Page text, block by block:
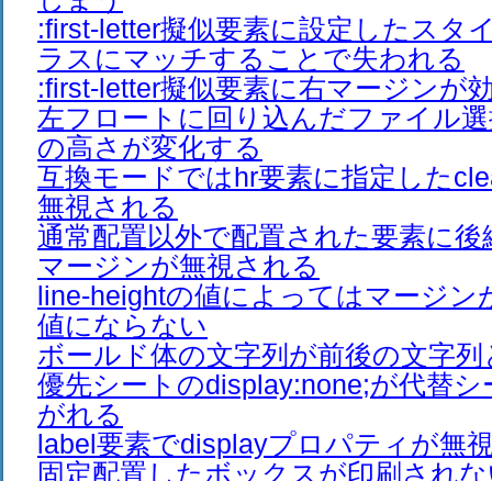
:first-letter擬似要素に設定したスタ
ラスにマッチすることで失われる
:first-letter擬似要素に右マージンが
左フロートに回り込んだファイル
の高さが変化する
互換モードではhr要素に指定した
無視される
通常配置以外で配置された要素に
マージンが無視される
line-heightの値によってはマージン
値にならない
ボールド体の文字列が前後の文字
優先シートのdisplay:none;が代替
がれる
label要素でdisplayプロパティが無
固定配置したボックスが印刷され